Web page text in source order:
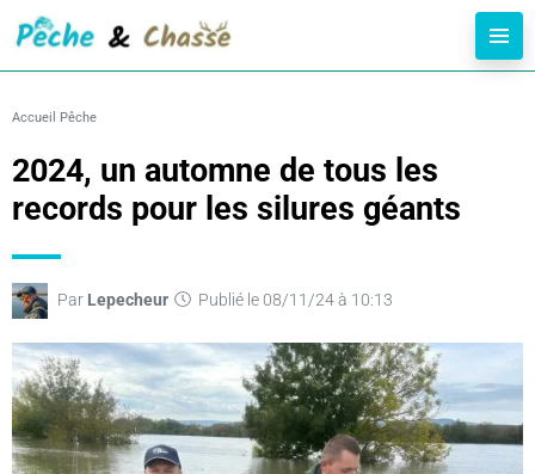
Accueil Pêche
2024, un automne de tous les
records pour les silures géants
Par Lepecheur Publié le 08/11/24 à 10:13